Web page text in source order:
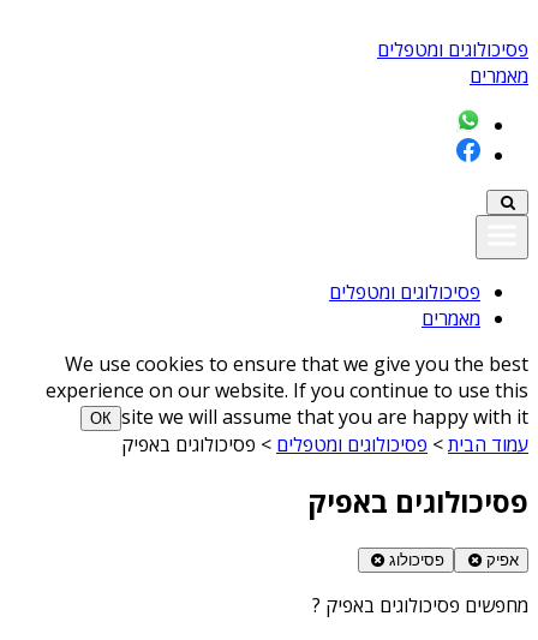
פסיכולוגים ומטפלים
מאמרים
פסיכולוגים ומטפלים
מאמרים
We use cookies to ensure that we give you the best
experience on our website. If you continue to use this
site we will assume that you are happy with it
ОК
עמוד הבית> פסיכולוגים ומטפלים > פסיכולוגים באפיק
פסיכולוגים באפיק
אפיק פסיכולוג
מחפשים פסיכולוגים באפיק ?